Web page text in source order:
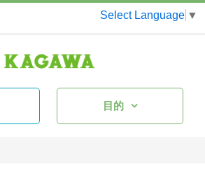
Select Language ▼
目的